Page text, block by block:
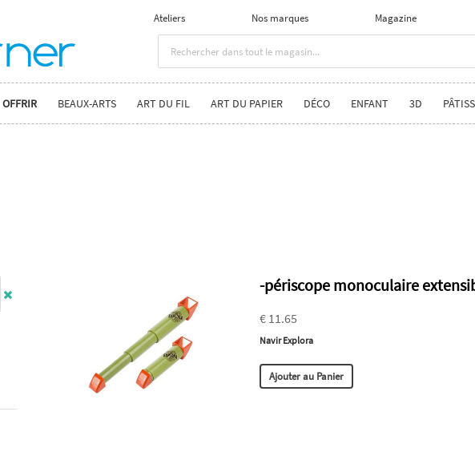
Ateliers Nos marques Magazine
OFFRIR BEAUX-ARTS ART DU FIL ART DU PAPIER DÉCO ENFANT 3D
-périscope monoculaire
€ 11.65
Navir Explora
Ajouter au Panier